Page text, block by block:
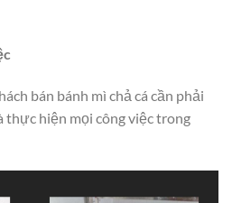
bán bánh mì chả cá cần phải
thực hiện mọi công việc trong